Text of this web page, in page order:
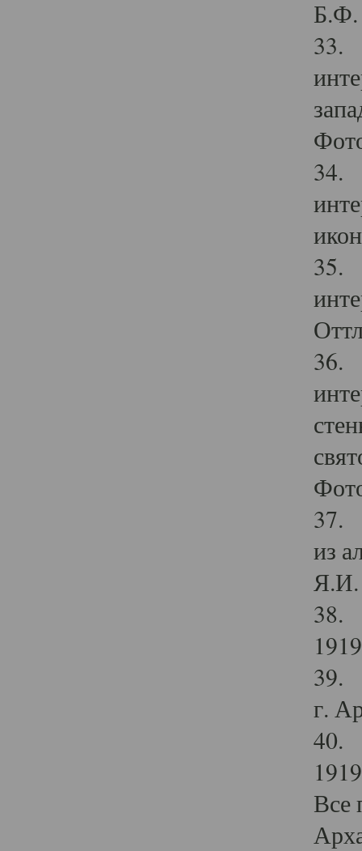
Б.Ф.
33.
34.
35.
36.
37.
из
Я.И.
38.
39.
г.
40.
Все